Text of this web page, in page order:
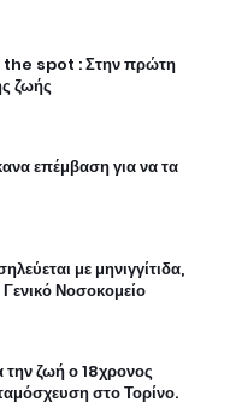
spot : Στην πρώτη
ζωής
επέμβαση για να τα
με μηνιγγίτιδα,
Νοσοκομείο
την ζωή ο 18χρονος
στο Τορίνο.